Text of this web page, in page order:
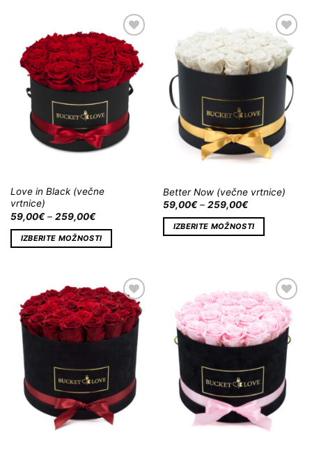
Dodaj
na
Wishlist
Love in Black (večne
vrtnice)
59,00€– 259,00€
IZBERITE MOŽNOSTI
Dodaj
na
Wishlist
Better Now (večne vrtnice)
59,00€– 259,00€
IZBERITE MOŽNOSTI
Dodaj
na
Wishlist
Dodaj
na
Wishlist